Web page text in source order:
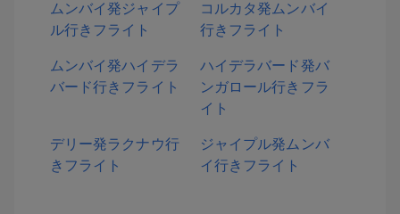
ムンバイ発ジャイプ
ル行きフライト
コルカタ発ムンバイ
行きフライト
ムンバイ発ハイデラ
バード行きフライト
ハイデラバード発バ
ンガロール行きフラ
イト
デリー発ラクナウ行
きフライト
ジャイプル発ムンバ
イ行きフライト